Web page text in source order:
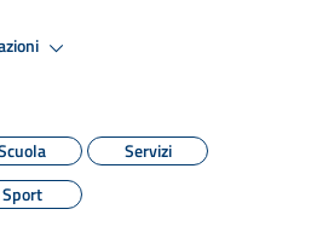
Servizi
Sport